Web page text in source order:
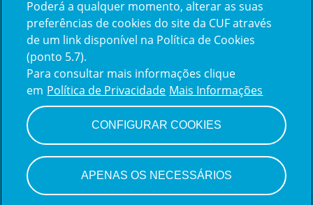
Vamos encontrar juntos o seu
próximo colega de equipe.
Iniciar sessão
Poderá a qualquer momento, alterar as suas
preferências de cookies do site da CUF através
de um link disponível na Política de Cookies
(ponto 5.7).
Para consultar mais informações clique
em Política de Privacidade Mais Informações
CONFIGURAR COOKIES
APENAS OS NECESSÁRIOS